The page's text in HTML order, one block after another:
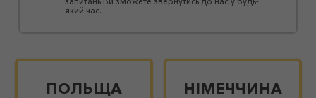
який час.
ПОЛЬЩА НІМЕЧЧИНА